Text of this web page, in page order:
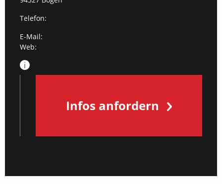
Telefon:
E-Mail:
Web:
Infos anfordern